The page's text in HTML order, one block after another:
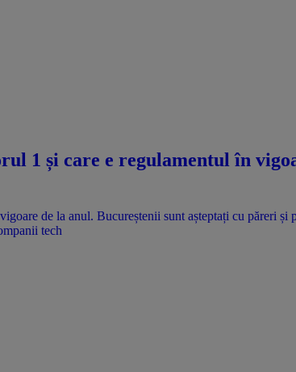
1 și care e regulamentul în
tech